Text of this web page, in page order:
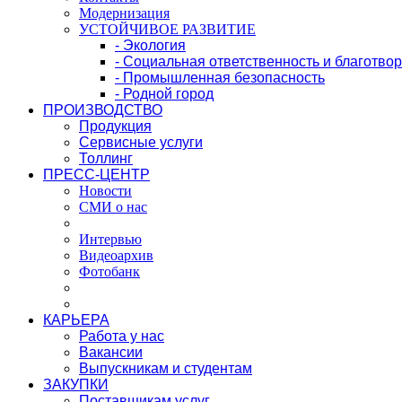
Модернизация
УСТОЙЧИВОЕ РАЗВИТИЕ
- Экология
- Социальная ответственность и
- Промышленная безопасность
- Родной город
ПРОИЗВОДСТВО
Продукция
Сервисные услуги
Толлинг
ПРЕСС-ЦЕНТР
Новости
СМИ о нас
Интервью
Видеоархив
Фотобанк
КАРЬЕРА
Работа у нас
Вакансии
Выпускникам и студентам
ЗАКУПКИ